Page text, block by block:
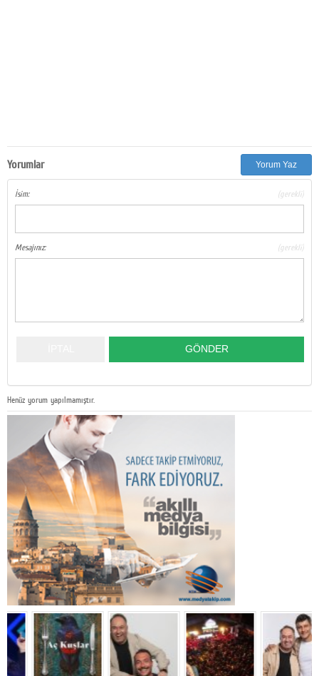
Yorumlar Yorum Yaz
İsim: (gerekli)
Mesajınız: (gerekli)
Henüz yorum yapılmamıştır.